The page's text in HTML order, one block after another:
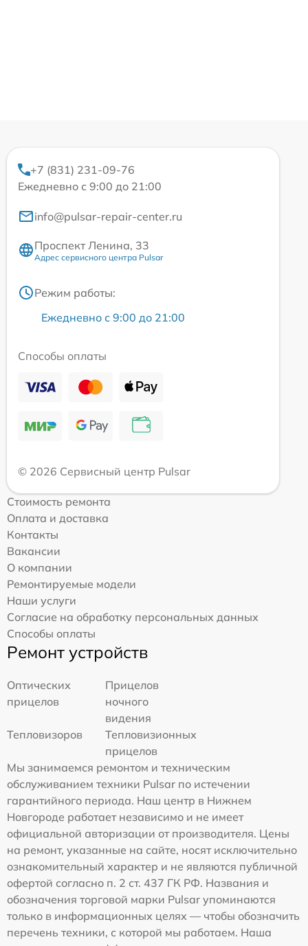
+7 (831) 231-09-76
Ежедневно с 9:00 до 21:00
info@pulsar-repair-center.ru
Проспект Ленина, 33
Адрес сервисного центра Pulsar
Режим работы:
Ежедневно с 9:00 до 21:00
Способы оплаты
© 2026 Сервисный центр Pulsar
Стоимость ремонта
Оплата и доставка
Контакты
Вакансии
О компании
Ремонтируемые модели
Наши услуги
Согласие на обработку персональных данных
Способы оплаты
Ремонт устройств
Оптических
прицелов
Прицелов
ночного
видения
Тепловизоров
Тепловизионных
прицелов
Мы занимаемся ремонтом и техническим
обслуживанием техники Pulsar по истечении
гарантийного периода. Наш центр в Нижнем
Новгороде работает независимо и не имеет
официальной авторизации от производителя. Цены
на ремонт, указанные на сайте, носят исключительно
ознакомительный характер и не являются публичной
офертой согласно п. 2 ст. 437 ГК РФ. Названия и
обозначения торговой марки Pulsar упоминаются
только в информационных целях — чтобы обозначить
перечень техники, с которой мы работаем. Наша